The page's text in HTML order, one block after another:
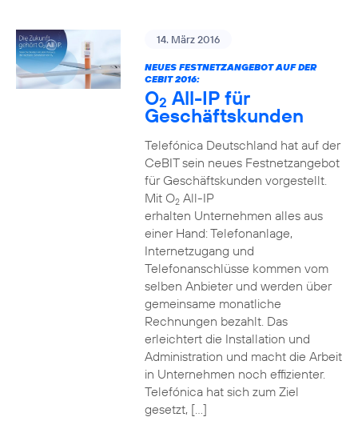
14. März 2016
NEUES FESTNETZANGEBOT AUF DER
CEBIT 2016:
O2 All-IP für
Geschäftskunden
Telefónica Deutschland hat auf der
CeBIT sein neues Festnetzangebot
für Geschäftskunden vorgestellt.
Mit O2All-IP
erhalten Unternehmen alles aus
einer Hand: Telefonanlage,
Internetzugang und
Telefonanschlüsse kommen vom
selben Anbieter und werden über
gemeinsame monatliche
Rechnungen bezahlt. Das
erleichtert die Installation und
Administration und macht die Arbeit
in Unternehmen noch effizienter.
Telefónica hat sich zum Ziel
gesetzt, […]